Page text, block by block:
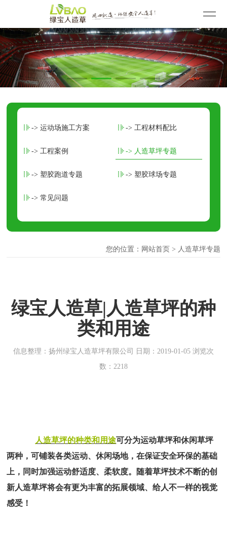
-> 运动场施工方案 -> 工程材料配比
-> 工程案例 -> 人造草坪专题
-> 塑胶跑道专题 -> 塑胶球场专题
-> 常见问题
您的位置： 网站首页> 人造草坪专题
绿宝人造草|人造草坪的种
类和用途
信息整理：扬州绿宝人造草坪有限公司 日期：2019-01-05 浏览次
数：2218
人造草坪的种类和用途可分为运动草坪和休闲草坪
两种，可铺装各类运动、休闲场地，在保证安全环保的基础
上， 同时加强运动舒适度、柔软度。随着草坪技术不断的创
新人造草坪将会有更为丰富的拓展领域、给人不一样的视觉
感受！